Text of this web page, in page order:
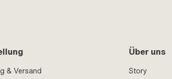
& Versand
Über uns
Story